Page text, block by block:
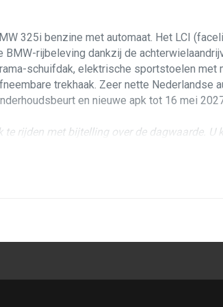
325i benzine met automaat. Het LCI
rijbeleving dankzij de
schuifdak, elektrische sportstoelen
trekhaak. Zeer nette
en nieuwe apk tot 16 mei
rijden met bijtelling over de dagwaarde.
onderhouden - grotendeels bij BMW-
en storingsvrij. Ook schakelt de
is smaakvol samengesteld in beige
dankzij de achterwielaandrijving en de